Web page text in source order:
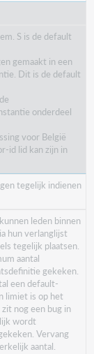
S is de default
gemaakt in een
Dit is de default
onderdeel
voor België
id lid kan zijn in
tegelijk indienen
leden binnen
hun verlanglijst
tegelijk plaatsen.
aantal
gekeken.
een default-
limiet is op het
nog een bug in
wordt
Vervang
aantal.